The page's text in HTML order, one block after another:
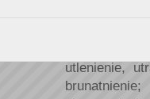
utlenienie,